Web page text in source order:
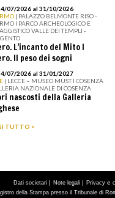
07/2026 al 31/10/2026
| PALAZZO BELMONTE RISO -
I PARCO ARCHEOLOGICO E
VALLE DEI TEMPLI -
L’incanto del Mito I
Il peso dei sogni
07/2026 al 31/01/2027
| LECCE – MUSEO MUST I COSENZA
NAZIONALE DI COSENZA
nascosti della Galleria
TUTTO >
Dati societari | Note legali | Privacy e
della Stampa presso il Tribunale di